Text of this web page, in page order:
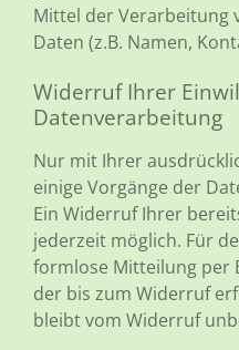
Mittel der Verarbeitung
Daten (z.B. Namen,
Widerruf Ihrer
Datenverarbeitung
Nur mit Ihrer
einige Vorgänge der
Ein Widerruf Ihrer
jederzeit möglich. Für
formlose Mitteilung per
der bis zum Widerruf
bleibt vom Widerruf